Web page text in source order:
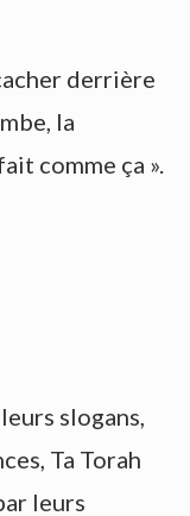
derrière
la
comme ça ».
slogans,
Ta Torah
leurs